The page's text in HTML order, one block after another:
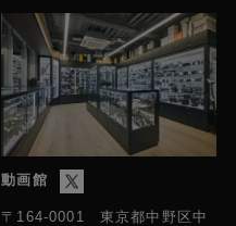
動画館
〒164-0001 東京都中野区中